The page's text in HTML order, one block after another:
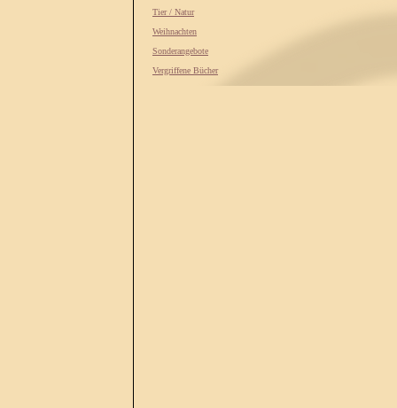
Tier / Natur
Weihnachten
Sonderangebote
Vergriffene Bücher